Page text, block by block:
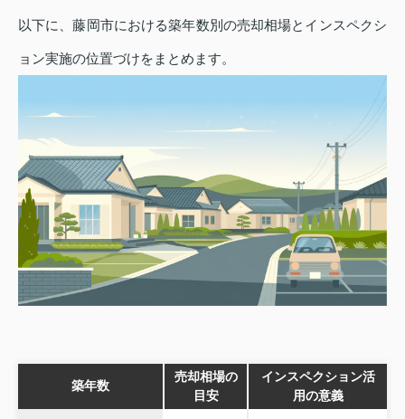
以下に、藤岡市における築年数別の売却相場とインスペクシ
ョン実施の位置づけをまとめます。
築年数
売却相場の
目安
インスペクション活
用の意義